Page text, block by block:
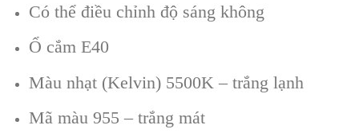
Có thể điều chỉnh độ sáng không
Ổ cắm E40
Màu nhạt (Kelvin) 5500K – trắng lạnh
Mã màu 955 – trắng mát